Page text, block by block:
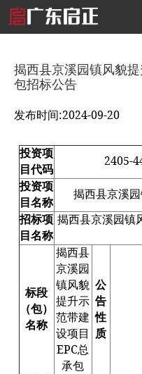
揭西县京溪园镇风貌
包招标公告
发布时间:2024-09-20
投资项
目代码
2405-
投资项
目名称
揭西县京溪
招标项
目名称
揭西县京溪园镇
标段
（包）
名称
揭西县
京溪园
镇风貌
提升示
范带建
设项目
EPC总
承包
公
告
性
质